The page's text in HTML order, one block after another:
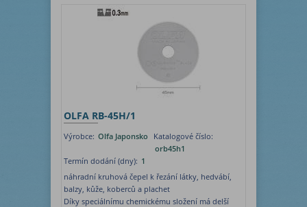
OLFA RB-45H/1
Výrobce: Olfa Japonsko
Katalogové číslo:
orb45h1
Termín dodání (dny): 1
náhradní kruhová čepel k řezání látky, hedvábí,
balzy, kůže, koberců a plachet
Díky speciálnímu chemickému složení má delší